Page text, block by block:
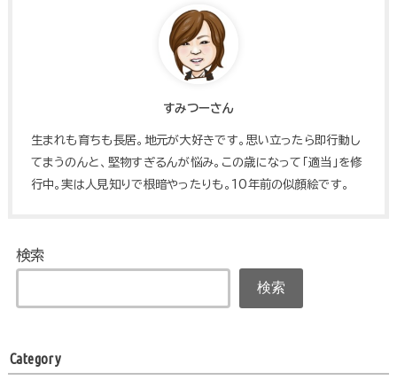
すみつーさん
生まれも育ちも長居。地元が大好きです。思い立ったら即行動し
てまうのんと、堅物すぎるんが悩み。この歳になって「適当」を修
行中。実は人見知りで根暗やったりも。10年前の似顔絵です。
検索
検索
Category